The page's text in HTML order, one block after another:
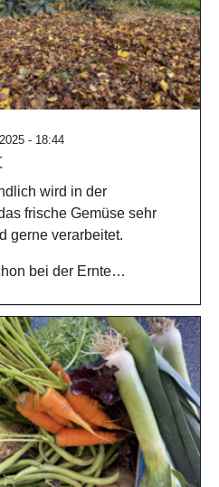
- 18:44
wird in der
frische Gemüse sehr
gerne verarbeitet.
bei der Ernte…